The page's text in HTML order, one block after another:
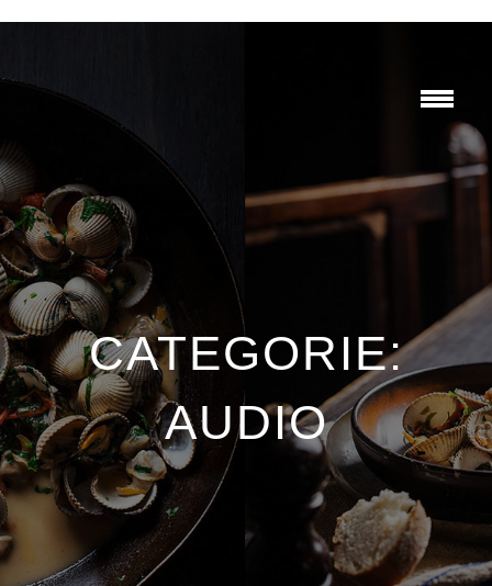
CATEGORIE:
AUDIO